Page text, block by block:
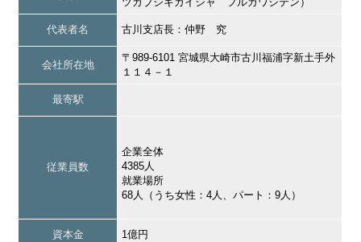
代表者名 古川支店長：仲野 究
会社所在地
〒989-6101 宮城県大崎市古川福浦字新土手外
１１４－１
最寄駅
従業員数
企業全体
4385人
就業場所
68人（うち女性：4人、パート：9人）
資本金 1億円